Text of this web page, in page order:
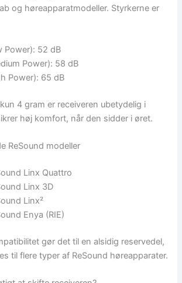
og høreapparatmodeller. Styrkerne er
Power): 52 dB
Power): 58 dB
Power): 65 dB
4 gram er receiveren ubetydelig i
høj komfort, når den sidder i øret.
ReSound modeller
Linx Quattro
Linx 3D
Linx²
Enya (RIE)
gør det til en alsidig reservedel,
til flere typer af ReSound høreapparater.